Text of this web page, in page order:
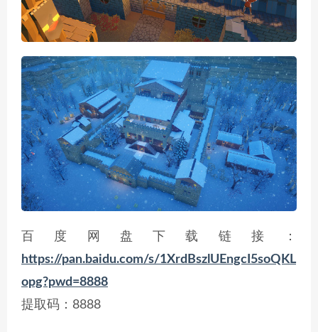
百度网盘下载链接：
https://pan.baidu.com/s/1XrdBszlUEngcI5soQKL
opg?pwd=8888
提取码：8888